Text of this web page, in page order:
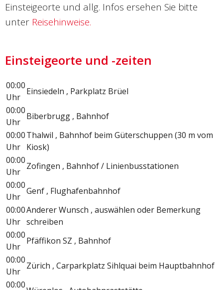
Einsteigeorte und allg. Infos ersehen Sie bitte
unter Reisehinweise.
Einsteigeorte und -zeiten
00:00
Uhr
Einsiedeln , Parkplatz Brüel
00:00
Uhr
Biberbrugg , Bahnhof
00:00
Uhr
Thalwil , Bahnhof beim Güterschuppen (30 m vom
Kiosk)
00:00
Uhr
Zofingen , Bahnhof / Linienbusstationen
00:00
Uhr
Genf , Flughafenbahnhof
00:00
Uhr
Anderer Wunsch , auswählen oder Bemerkung
schreiben
00:00
Uhr
Pfäffikon SZ , Bahnhof
00:00
Uhr
Zürich , Carparkplatz Sihlquai beim Hauptbahnhof
00:00